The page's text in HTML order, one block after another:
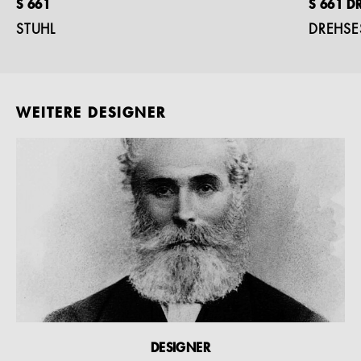
S 661
STUHL
S 661
WEITERE DESIGNER
DESIGNER